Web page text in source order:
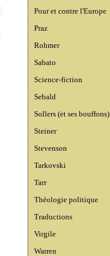
Pour et contre l'Europe
Praz
Rohmer
Sabato
Science-fiction
Sebald
Sollers (et ses bouffons)
Steiner
Stevenson
Tarkovski
Tarr
Théologie politique
Traductions
Virgile
Warren